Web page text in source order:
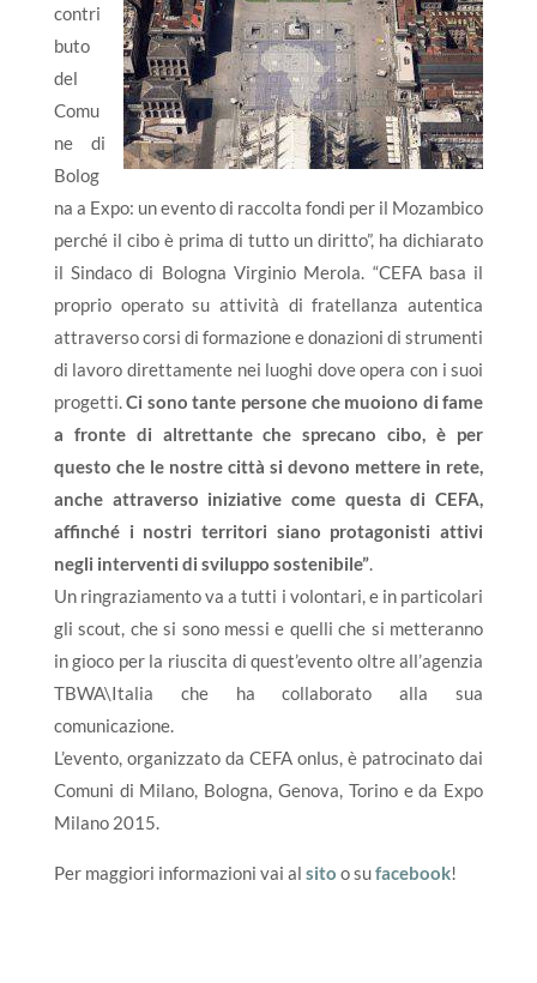
contri
buto
del
Comu
ne di
Bolog
na a Expo: un evento di raccolta fondi per il Mozambico
perché il cibo è prima di tutto un diritto”, ha dichiarato
il Sindaco di Bologna Virginio Merola. “CEFA basa il
proprio operato su attività di fratellanza autentica
attraverso corsi di formazione e donazioni di strumenti
di lavoro direttamente nei luoghi dove opera con i suoi
progetti.Ci sono tante persone che muoiono di fame
a fronte di altrettante che sprecano cibo, è per
questo che le nostre città si devono mettere in rete,
anche attraverso iniziative come questa di CEFA,
affinché i nostri territori siano protagonisti attivi
negli interventi di sviluppo sostenibile”.
Un ringraziamento va a tutti i volontari, e in particolari
gli scout, che si sono messi e quelli che si metteranno
in gioco per la riuscita di quest’evento oltre all’agenzia
TBWA\Italia che ha collaborato alla sua
comunicazione.
L’evento, organizzato da CEFA onlus, è patrocinato dai
Comuni di Milano, Bologna, Genova, Torino e da Expo
Milano 2015.
Per maggiori informazioni vai al sito o sufacebook!